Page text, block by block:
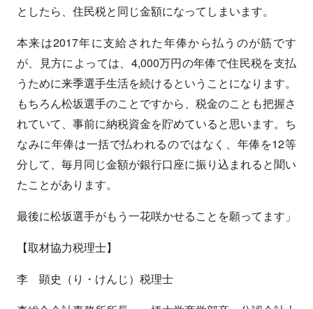
としたら、住民税と同じ金額になってしまいます。
本来は2017年に支給された年俸から払うのが筋です
が、見方によっては、4,000万円の年俸で住民税を支払
うために来季選手生活を続けるということになります。
もちろん松坂選手のことですから、税金のことも把握さ
れていて、事前に納税資金を貯めていると思います。ち
なみに年俸は一括で払われるのではなく、年俸を12等
分して、毎月同じ金額が銀行口座に振り込まれると聞い
たことがあります。
最後に松坂選手がもう一花咲かせることを願ってます」
【取材協力税理士】
李 顕史（り・けんじ）税理士